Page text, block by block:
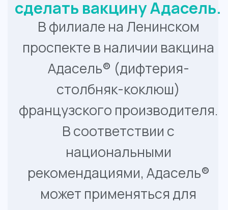
Стоимость вакцинации
Адасель - 3 500 руб.
может применяться для
ревакцинации против
дифтерии, столбняка и
коклюша у детей старшего
возраста и взрослых.